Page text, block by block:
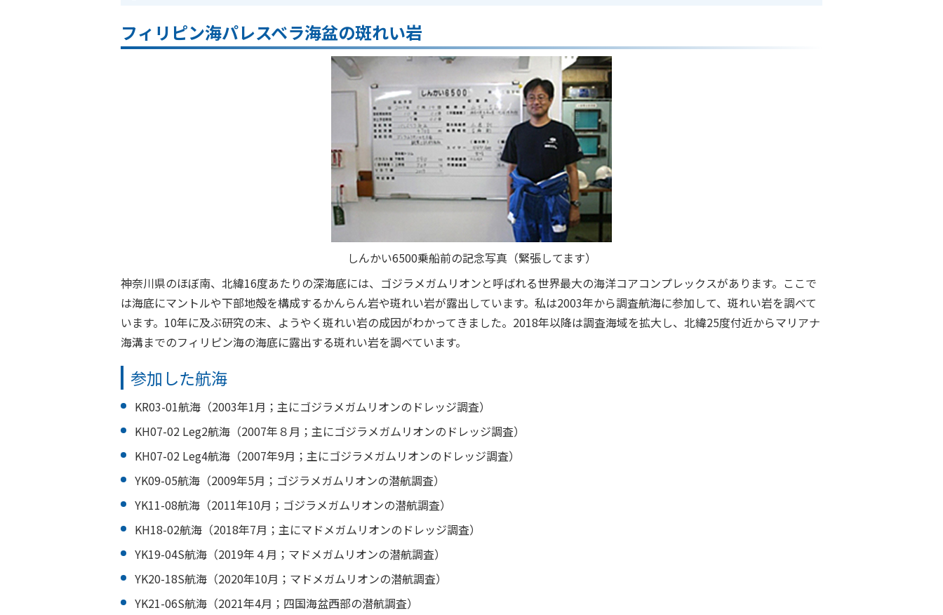
フィリピン海パレスベラ海盆の斑れい岩
しんかい6500乗船前の記念写真（緊張してます）
神奈川県のほぼ南、北緯16度あたりの深海底には、ゴジラメガムリオンと呼ばれる世界最大の海洋コアコンプレックスがあります。ここで
は海底にマントルや下部地殻を構成するかんらん岩や斑れい岩が露出しています。私は2003年から調査航海に参加して、斑れい岩を調べて
います。10年に及ぶ研究の末、ようやく斑れい岩の成因がわかってきました。2018年以降は調査海域を拡大し、北緯25度付近からマリアナ
海溝までのフィリピン海の海底に露出する斑れい岩を調べています。
参加した航海
KR03-01航海（2003年1月；主にゴジラメガムリオンのドレッジ調査）
KH07-02 Leg2航海（2007年８月；主にゴジラメガムリオンのドレッジ調査）
KH07-02 Leg4航海（2007年9月；主にゴジラメガムリオンのドレッジ調査）
YK09-05航海（2009年5月；ゴジラメガムリオンの潜航調査）
YK11-08航海（2011年10月；ゴジラメガムリオンの潜航調査）
KH18-02航海（2018年7月；主にマドメガムリオンのドレッジ調査）
YK19-04S航海（2019年４月；マドメガムリオンの潜航調査）
YK20-18S航海（2020年10月；マドメガムリオンの潜航調査）
YK21-06S航海（2021年4月；四国海盆西部の潜航調査）